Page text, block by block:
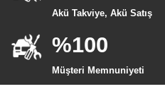
Akü Takviye, Akü Satış
%100
Müşteri Memnuniyeti